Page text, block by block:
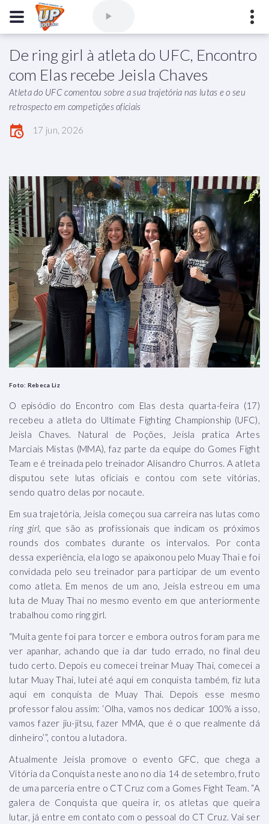
Comercial (77) 3421-3710,
Ouvintes
(77) 3424-1001
marioborim@radioupconquista.com.br
De ring girl à atleta do UFC, Encontro
com Elas recebe Jeisla Chaves
Atleta do UFC comentou sobre a sua trajetória nas lutas e o seu
retrospecto em competições oficiais
17 jun, 2026
Foto: Rebeca Liz
O episódio do Encontro com Elas desta quarta-feira (17)
recebeu a atleta do Ultimate Fighting Championship (UFC),
Jeisla Chaves. Natural de Poções, Jeisla pratica Artes
Marciais Mistas (MMA), faz parte da equipe do Gomes Fight
Team e é treinada pelo treinador Alisandro Churros. A atleta
disputou sete lutas oficiais e contou com sete vitórias,
sendo quatro delas por nocaute.
Em sua trajetória, Jeisla começou sua carreira nas lutas como
ring girl, que são as profissionais que indicam os próximos
rounds dos combates durante os intervalos. Por conta
dessa experiência, ela logo se apaixonou pelo Muay Thai e foi
convidada pelo seu treinador para participar de um evento
como atleta. Em menos de um ano, Jeisla estreou em uma
luta de Muay Thai no mesmo evento em que anteriormente
trabalhou como ring girl.
“Muita gente foi para torcer e embora outros foram para me
ver apanhar, achando que ia dar tudo errado, no final deu
tudo certo. Depois eu comecei treinar Muay Thai, comecei a
lutar Muay Thai, lutei até aqui em conquista também, fiz luta
aqui em conquista de Muay Thai. Depois esse mesmo
professor falou assim: ‘Olha, vamos nos dedicar 100% a isso,
vamos fazer jiu-jitsu, fazer MMA, que é o que realmente dá
dinheiro’”, contou a lutadora.
Atualmente Jeisla promove o evento GFC, que chega a
Vitória da Conquista neste ano no dia 14 de setembro, fruto
de uma parceria entre o CT Cruz com a Gomes Fight Team. “A
galera de Conquista que queira ir, os atletas que queira
lutar, já entre em contato com o pessoal do CT Cruz. Vai ser